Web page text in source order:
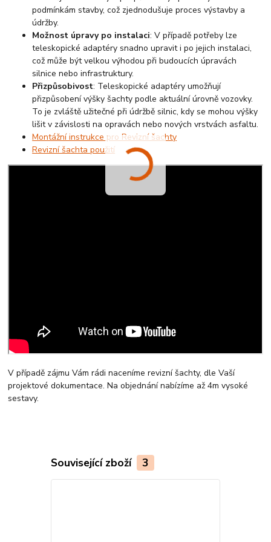
podmínkám stavby, což zjednodušuje proces výstavby a
údržby.
Možnost úpravy po instalaci: V případě potřeby lze
teleskopické adaptéry snadno upravit i po jejich instalaci,
což může být velkou výhodou při budoucích úpravách
silnice nebo infrastruktury.
Přizpůsobivost: Teleskopické adaptéry umožňují
přizpůsobení výšky šachty podle aktuální úrovně vozovky.
To je zvláště užitečné při údržbě silnic, kdy se mohou výšky
lišit v závislosti na opravách nebo nových vrstvách asfaltu.
Montážní instrukce pro Revizní šachty
Revizní šachta použití
V případě zájmu Vám rádi naceníme revizní šachty, dle Vaší
projektové dokumentace. Na objednání nabízíme až 4m vysoké
sestavy.
Související zboží 3